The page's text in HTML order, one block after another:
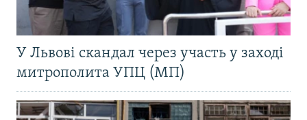
У Львові скандал через участь у заході
митрополита УПЦ (МП)